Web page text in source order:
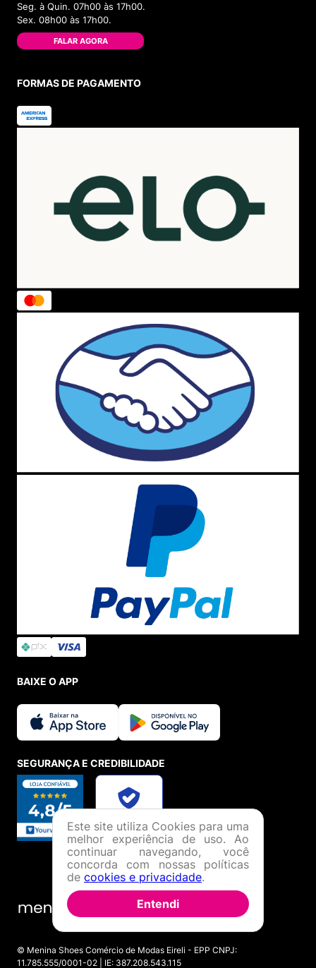
Seg. à Quin. 07h00 às 17h00.
Sex. 08h00 às 17h00.
FALAR AGORA
FORMAS DE PAGAMENTO
BAIXE O APP
SEGURANÇA E CREDIBILIDADE
© Menina Shoes Comércio de Modas Eireli - EPP CNPJ:
11.785.555/0001-02 | IE: 387.208.543.115
Este site utiliza Cookies para uma
melhor experiência de uso. Ao
continuar navegando, você
concorda com nossas políticas
de cookies e privacidade.
Entendi